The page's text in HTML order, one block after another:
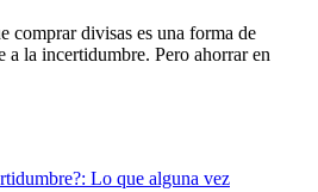
comprar divisas es una forma de
a la incertidumbre. Pero ahorrar en